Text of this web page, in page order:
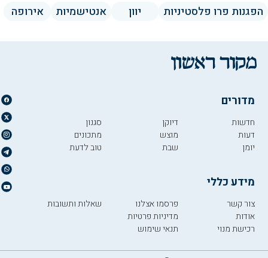
הפגנות פרו פלסטיניות יוון אנטישמיות אירופה
מדורים
חדשות
דעות
יומן
דיוקן
מוצש
שבת
סגנון
מתכונים
טוב לדעת
מידע כללי
צור קשר
אודות
רכישת מנוי
פרסמו אצלנו
מדיניות פרטיות
תנאי שימוש
שאלות ותשובות